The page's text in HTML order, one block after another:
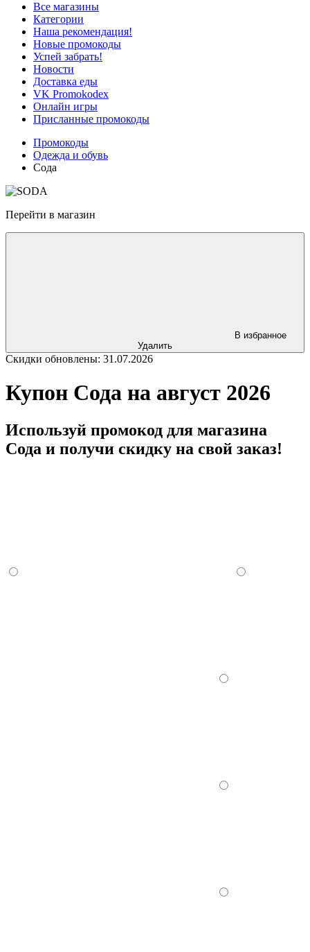
Все магазины
Категории
Наша рекомендация!
Новые промокоды
Успей забрать!
Новости
Доставка еды
VK Promokodex
Онлайн игры
Присланные промокоды
Промокоды
Одежда и обувь
Сода
Перейти в магазин
В избранное
Удалить
Скидки обновлены: 31.07.2026
Купон Сода на август 2026
Используй промокод для магазина
Сода и получи скидку на свой заказ!